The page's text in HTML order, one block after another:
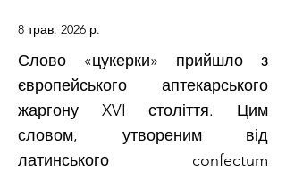
8 трав. 2026 р.
Слово «цукерки» прийшло з
європейського аптекарського
жаргону XVI століття. Цим
словом, утвореним від
латинського confectum